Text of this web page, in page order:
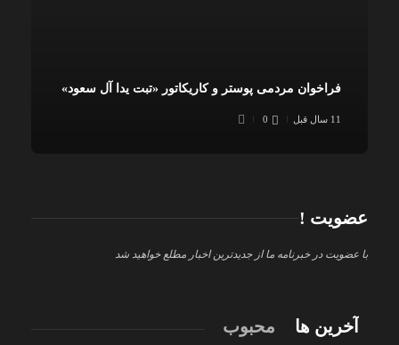
فراخوان مردمی پوستر و کاریکاتور «تبت یدا آل سعود»
11 سال قبل 0
عضویت !
با عضویت در خبرنامه ما از جدیدترین اخبار مطلع خواهید شد
آخرین ها محبوب